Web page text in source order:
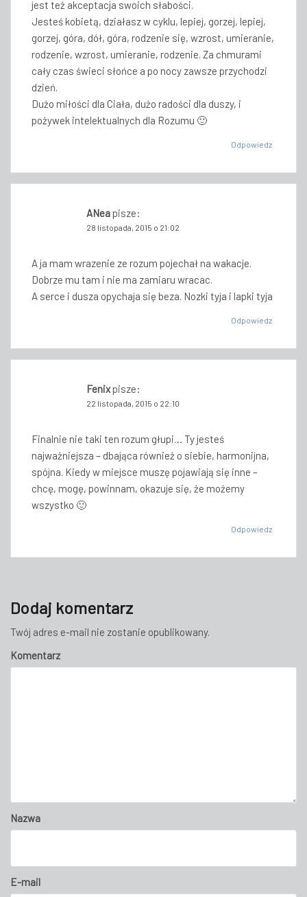
jest też akceptacja swoich słabości.
Jesteś kobietą, działasz w cyklu, lepiej, gorzej, lepiej,
gorzej, góra, dół, góra, rodzenie się, wzrost, umieranie,
rodzenie, wzrost, umieranie, rodzenie. Za chmurami
cały czas świeci słońce a po nocy zawsze przychodzi
dzień.
Dużo miłości dla Ciała, dużo radości dla duszy, i
pożywek intelektualnych dla Rozumu 🙂
Odpowiedz
ANea pisze:
28 listopada, 2015 o 21:02
A ja mam wrazenie ze rozum pojechał na wakacje.
Dobrze mu tam i nie ma zamiaru wracac.
A serce i dusza opychaja się beza. Nozki tyja i lapki tyja
Odpowiedz
Fenix pisze:
22 listopada, 2015 o 22:10
Finalnie nie taki ten rozum głupi… Ty jesteś
najważniejsza – dbająca również o siebie, harmonijna,
spójna. Kiedy w miejsce muszę pojawiają się inne –
chcę, mogę, powinnam, okazuje się, że możemy
wszystko 🙂
Odpowiedz
Dodaj komentarz
Twój adres e-mail nie zostanie opublikowany.
Komentarz
Nazwa
E-mail